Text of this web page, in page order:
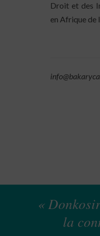
Droit et des
en Afrique de
«
la